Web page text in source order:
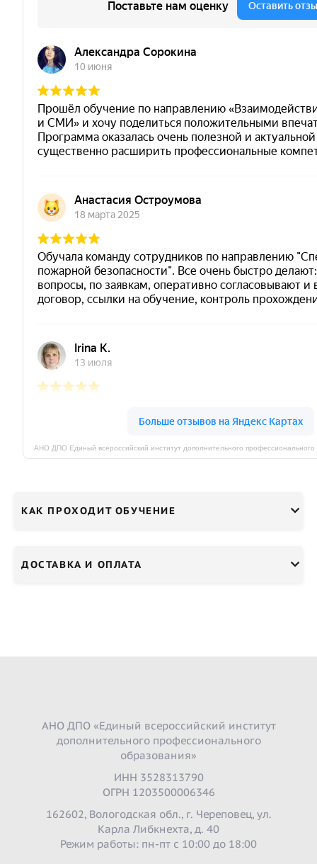
КАК ПРОХОДИТ ОБУЧЕНИЕ
ДОСТАВКА И ОПЛАТА
АНО ДПО «Единый всероссийский институт
дополнительного профессионального
образования»
ИНН 3528313790
ОГРН 1203500006346
162602, Вологодская обл., г. Череповец, ул.
Карла Либкнехта, д. 40
Режим работы: пн-пт с 10:00 до 18:00